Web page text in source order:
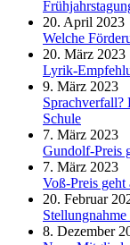
20. April 2023
Welche
20. März 2023
Lyrik-
9. März 2023
Sprachverfall?
Schule
7. März 2023
Gundolf-Preis
7. März 2023
Voß-Preis geht
20. Februar
8. Dezember